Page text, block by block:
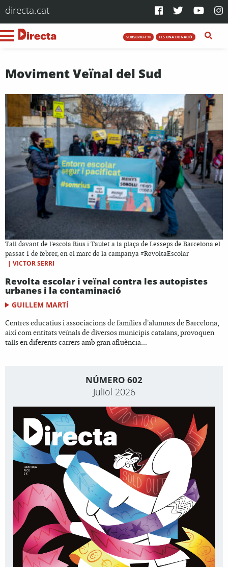
directa.cat
SUBSCRIU-T'HI FES UNA DONACIÓ
Moviment Veïnal del Sud
Tall davant de l'escola Rius i Taulet a la plaça de Lesseps de Barcelona el
passat 1 de febrer, en el marc de la campanya #RevoltaEscolar
| VICTOR SERRI
Revolta escolar i veïnal contra les autopistes
urbanes i la contaminació
GUILLEM MARTÍ
Centres educatius i associacions de famílies d'alumnes de Barcelona,
així com entitats veïnals de diversos municipis catalans, provoquen
talls en diferents carrers amb gran afluència...
NÚMERO 602
Juliol 2026